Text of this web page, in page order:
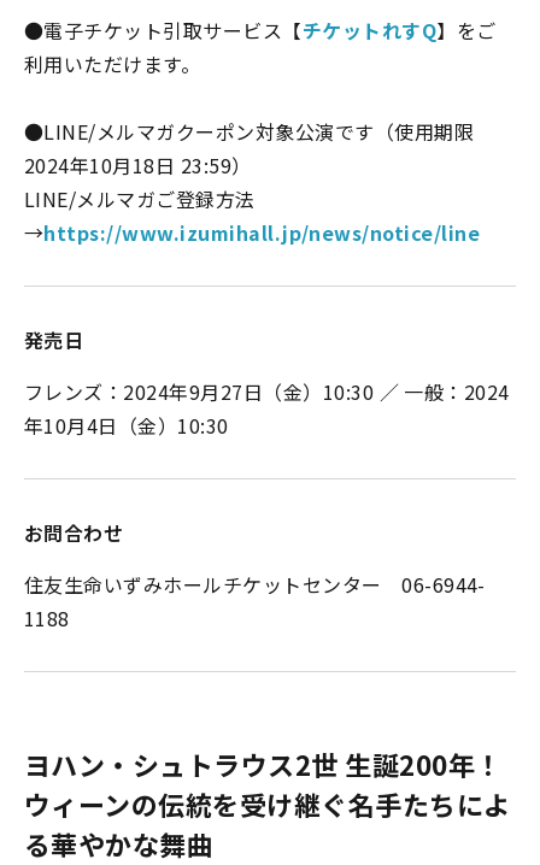
●電子チケット引取サービス【チケットれすQ】をご
利用いただけます。
●LINE/メルマガクーポン対象公演です（使用期限
2024年10月18日 23:59）
LINE/メルマガご登録方法
→https://www.izumihall.jp/news/notice/line
発売日
フレンズ：2024年9月27日（金）10:30 ／ 一般：2024
年10月4日（金）10:30
お問合わせ
住友生命いずみホールチケットセンター 06-6944-
1188
ヨハン・シュトラウス2世 生誕200年！
ウィーンの伝統を受け継ぐ名手たちによ
る華やかな舞曲